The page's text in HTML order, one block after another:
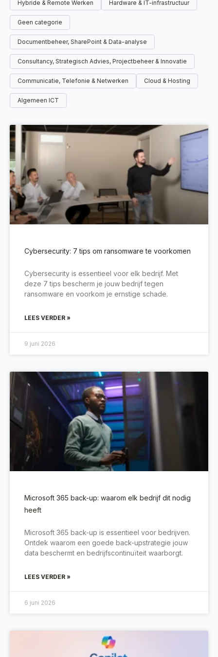
Hybride & Remote Werken Hardware & IT-infrastructuur
Geen categorie
Documentbeheer, SharePoint & Data-analyse
Consultancy, Strategisch Advies, Projectbeheer & Innovatie
Communicatie, Telefonie & Netwerken Cloud & Hosting
Algemeen ICT
Cybersecurity: 7 tips om ransomware te voorkomen
Cybersecurity is essentieel voor elk bedrijf. Met
deze 7 tips bescherm je jouw bedrijf tegen
ransomware en voorkom je ernstige schade.
LEES VERDER »
9 juni 2026
Microsoft 365 back-up: waarom elk bedrijf dit nodig
heeft
Microsoft 365 back-up is essentieel voor bedrijven.
Ontdek waarom een goede back-upstrategie jouw
data beschermt en bedrijfscontinuïteit waarborgt.
LEES VERDER »
6 juni 2026